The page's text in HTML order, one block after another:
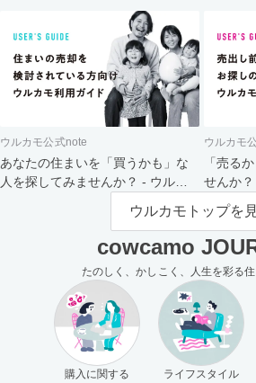
ウルカモ公式note
あなたの住まいを「買うかも」な
人を探してみませんか？ - ウルカ
ウルカモ
「売る
せんか？
主さま向
ウルカモトップを
cowcamo
たのしく、かしこく、人生を彩る
購入に関する
ライフスタイル